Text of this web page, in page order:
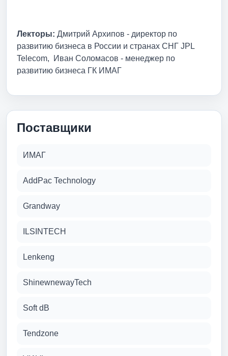
Лекторы: Дмитрий Архипов - директор по
развитию бизнеса в России и странах СНГ JPL
Telecom, Иван Соломасов - менеджер по
развитию бизнеса ГК ИМАГ
Поставщики
ИМАГ
AddPac Technology
Grandway
ILSINTECH
Lenkeng
ShinewnewayTech
Soft dB
Tendzone